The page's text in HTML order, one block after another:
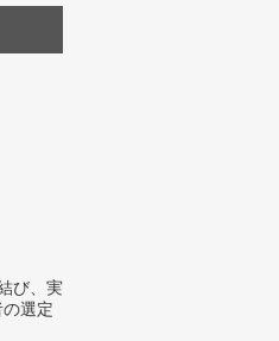
び、実
選定